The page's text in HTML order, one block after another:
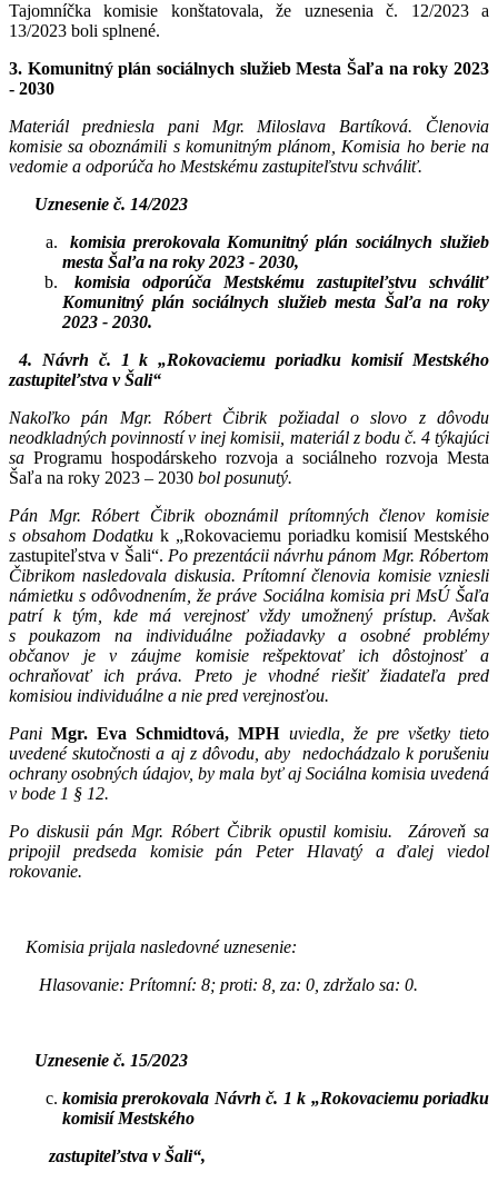
Tajomníčka komisie konštatovala, že uznesenia č. 12/2023 a
13/2023 boli splnené.
3. Komunitný plán sociálnych služieb Mesta Šaľa na roky 2023
- 2030
Materiál predniesla pani Mgr. Miloslava Bartíková. Členovia
komisie sa oboznámili s komunitným plánom, Komisia ho berie na
vedomie a odporúča ho Mestskému zastupiteľstvu schváliť.
Uznesenie č. 14/2023
komisia prerokovala Komunitný plán sociálnych služieb
mesta Šaľa na roky 2023 - 2030,
komisia odporúča Mestskému zastupiteľstvu schváliť
Komunitný plán sociálnych služieb mesta Šaľa na roky
2023 - 2030.
4. Návrh č. 1 k „Rokovaciemu poriadku komisií Mestského
zastupiteľstva v Šali“
Nakoľko pán Mgr. Róbert Čibrik požiadal o slovo z dôvodu
neodkladných povinností v inej komisii, materiál z bodu č. 4 týkajúci
sa Programu hospodárskeho rozvoja a sociálneho rozvoja Mesta
Šaľa na roky 2023 – 2030 bol posunutý.
Pán Mgr. Róbert Čibrik oboznámil prítomných členov komisie
s obsahom Dodatkuk „Rokovaciemu poriadku komisií Mestského
zastupiteľstva v Šali“. Po prezentácii návrhu pánom Mgr. Róbertom
Čibrikom nasledovala diskusia. Prítomní členovia komisie vzniesli
námietku s odôvodnením, že práve Sociálna komisia pri MsÚ Šaľa
patrí k tým, kde má verejnosť vždy umožnený prístup. Avšak
s poukazom na individuálne požiadavky a osobné problémy
občanov je v záujme komisie rešpektovať ich dôstojnosť a
ochraňovať ich práva. Preto je vhodné riešiť žiadateľa pred
komisiou individuálne a nie pred verejnosťou.
PaniMgr. Eva Schmidtová, MPHuviedla, že pre všetky tieto
uvedené skutočnosti a aj z dôvodu, aby nedochádzalo k porušeniu
ochrany osobných údajov, by mala byť aj Sociálna komisia uvedená
v bode 1 § 12.
Po diskusii pán Mgr. Róbert Čibrik opustil komisiu. Zároveň sa
pripojil predseda komisie pán Peter Hlavatý a ďalej viedol
rokovanie.
Komisia prijala nasledovné uznesenie:
Hlasovanie: Prítomní: 8; proti: 8, za: 0, zdržalo sa: 0.
Uznesenie č. 15/2023
komisia prerokovala Návrh č. 1 k „Rokovaciemu poriadku
komisií Mestského
zastupiteľstva v Šali“,